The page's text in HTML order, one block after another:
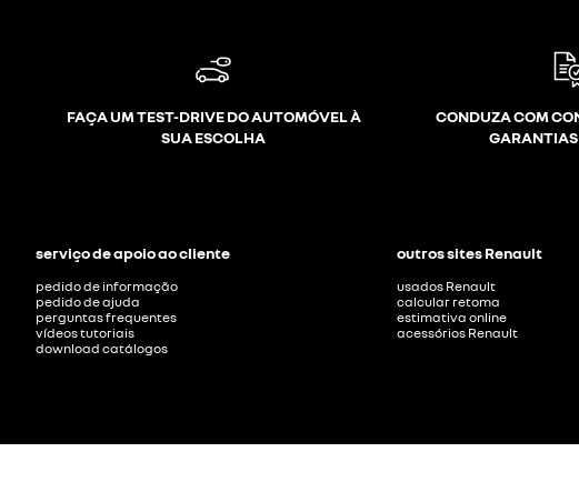
FAÇA UM TEST-DRIVE DO AUTOMÓVEL À
SUA ESCOLHA
CONDUZA COM
serviço de apoio ao cliente
pedido de informação
pedido de ajuda
perguntas frequentes
vídeos tutoriais
download catálogos
outros sites Renault
usados Renault
calcular retoma
estimativa online
acessórios Renault